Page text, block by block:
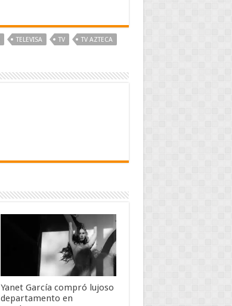
TELEVISA TV TV AZTECA
Yanet García compró lujoso
departamento en